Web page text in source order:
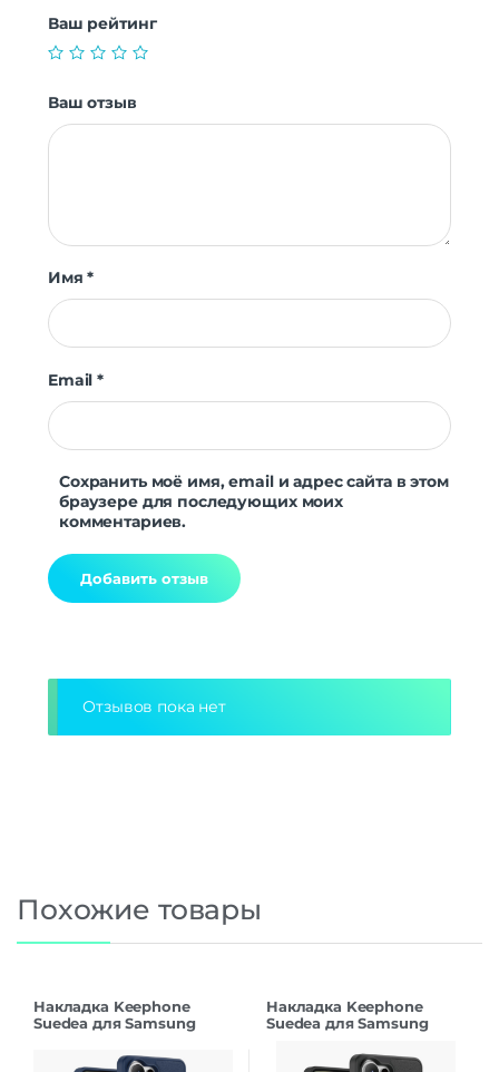
Ваш рейтинг
Ваш отзыв
Имя*
Email*
Сохранить моё имя, email и адрес сайта в этом
браузере для последующих моих
комментариев.
Отзывов пока нет
Похожие товары
Накладка Keephone
Suedea для Samsung
Накладка Keephone
Suedea для Samsung